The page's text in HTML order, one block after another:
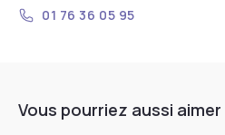
01 76 36 05 95
Vous pourriez aussi aimer